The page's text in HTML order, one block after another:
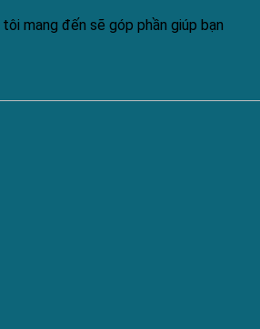
mang đến sẽ góp phần giúp bạn